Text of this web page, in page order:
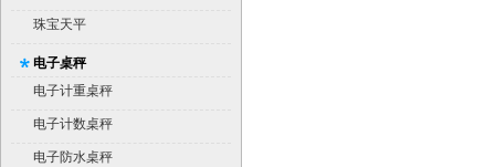
珠宝天平
电子桌秤
电子计重桌秤
电子计数桌秤
电子防水桌秤